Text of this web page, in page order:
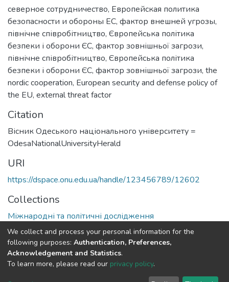
северное сотрудничество, Европейская политика
безопасности и обороны ЕС, фактор внешней угрозы,
північне співробітництво, Європейська політика
безпеки і оборони ЄС, фактор зовнішньої загрози,
північне співробітництво, Європейська політика
безпеки і оборони ЄС, фактор зовнішньої загрози, the
nordic cooperation, European security and defense policy of
the EU, external threat factor
Citation
Вісник Одеського національного університету =
OdesaNationalUniversityHerald
URI
https://dspace.onu.edu.ua/handle/123456789/12602
Collections
Міжнародні та політичні дослідження
Full item page
DSpace software copyright © 2009-2026
We collect and process your personal information for the
following purposes: Authentication, Preferences,
Acknowledgement and Statistics.
To learn more, please read our privacy policy.